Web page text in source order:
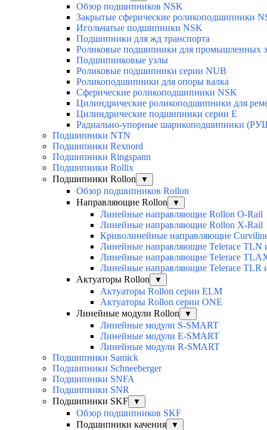
Обзор подшипников NSK
Закрытые сферические роликоподшипники
Игольчатые подшипники NSK
Подшипники для жд транспорта
Роликовые подшипники для промышленных
Подшипниковые узлы
Роликовые подшипники серии NUB
Роликоподшипники для опоры валка
Сферические роликоподшипники NSK
Цилиндрические роликоподшипники для
Цилиндрические подшипники серии E
Радиально-упорные шарикоподшипники
Подшипники NTN
Подшипники Rexnord
Подшипники Ringspann
Подшипники Rollix
Подшипники Rollon
▼
Обзор подшипников Rollon
Направляющие Rollon
▼
Линейные направляющие Rollon O-Rail
Линейные направляющие Rollon X-Rail
Криволинейные направляющие
Линейные направляющие Telerace TLN
Линейные направляющие Telerace
Линейные направляющие Telerace TLR
Актуаторы Rollon
▼
Актуаторы Rollon серии ELM
Актуаторы Rollon серии ONE
Линейные модули Rollon
▼
Линейные модули S-SMART
Линейные модули E-SMART
Линейные модули R-SMART
Подшипники Samick
Подшипники Schneeberger
Подшипники SNFA
Подшипники SNR
Подшипники SKF
▼
Обзор подшипников SKF
Подшипники качения
▼